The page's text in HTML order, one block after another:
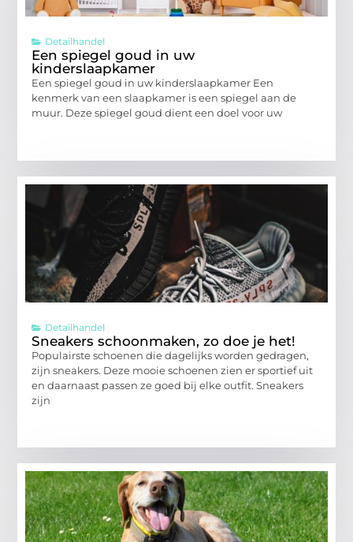
Detailhandel
Een spiegel goud in uw
kinderslaapkamer
Een spiegel goud in uw kinderslaapkamer Een
kenmerk van een slaapkamer is een spiegel aan de
muur. Deze spiegel goud dient een doel voor uw
Detailhandel
Sneakers schoonmaken, zo doe je het!
Populairste schoenen die dagelijks worden gedragen,
zijn sneakers. Deze mooie schoenen zien er sportief uit
en daarnaast passen ze goed bij elke outfit. Sneakers
zijn